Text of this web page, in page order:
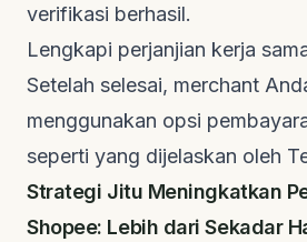
verifikasi berhasil.
Lengkapi perjanjian kerja
Setelah selesai, merchant
menggunakan opsi
seperti yang dijelaskan oleh
Strategi Jitu Meningkatkan
Shopee: Lebih dari Sekadar